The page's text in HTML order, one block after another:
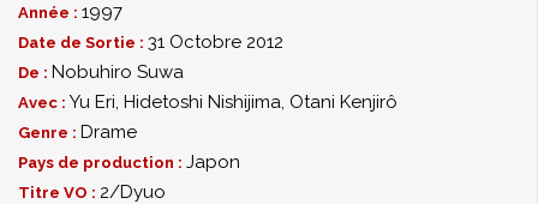
Année : 1997
Date de Sortie : 31 Octobre 2012
De : Nobuhiro Suwa
Avec : Yu Eri, Hidetoshi Nishijima, Otani Kenjirô
Genre : Drame
Pays de production : Japon
Titre VO : 2/Dyuo